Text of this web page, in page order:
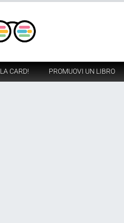
LA CARD! PROMUOVI UN LIBRO